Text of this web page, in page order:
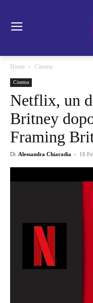
Home Cinema
Cinema
Netflix, un
Britney
Framing
Di Alessandra Chiaradia - 16